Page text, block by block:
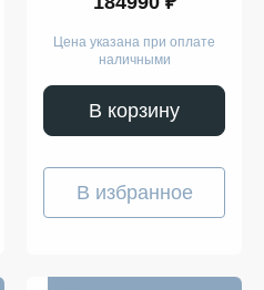
Цена указана при оплате
наличными
В корзину
В избранное